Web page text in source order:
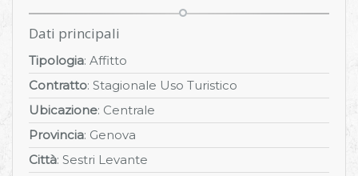
Dati principali
Tipologia: Affitto
Contratto: Stagionale Uso Turistico
Ubicazione: Centrale
Provincia: Genova
Città: Sestri Levante